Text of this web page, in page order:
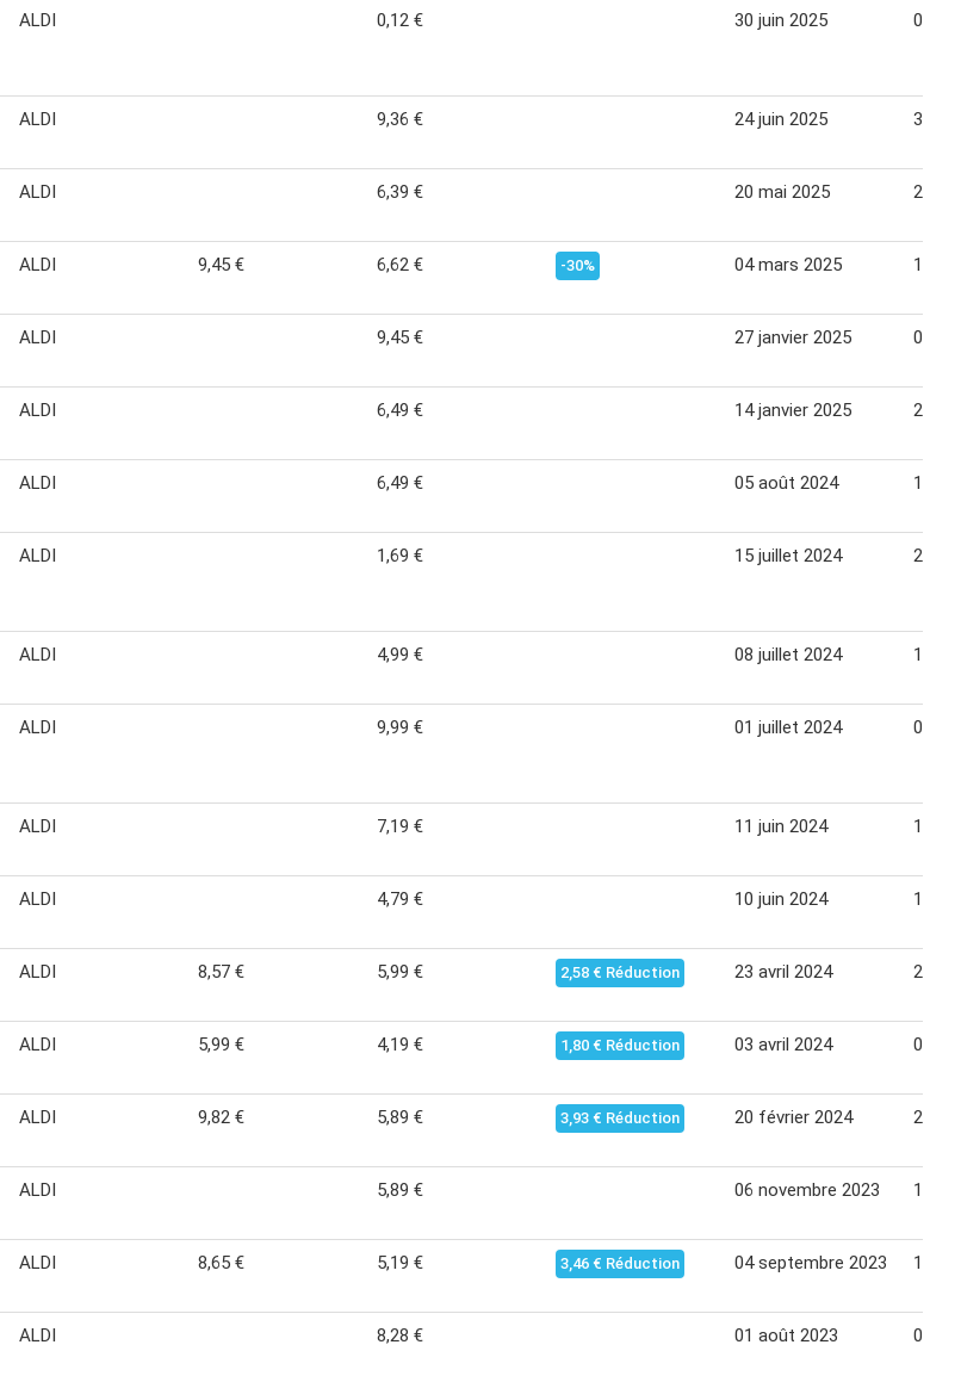
ALDI 0,12 € 30 juin 2025 07
ALDI 9,36 € 24 juin 2025 30
ALDI 6,39 € 20 mai 2025 26
ALDI 9,45 € 6,62 € -30% 04 mars 2025 10
ALDI 9,45 € 27 janvier 2025 03
ALDI 6,49 € 14 janvier 2025 20
ALDI 6,49 € 05 août 2024 12
ALDI 1,69 € 15 juillet 2024 22
ALDI 4,99 € 08 juillet 2024 15
ALDI 9,99 € 01 juillet 2024 08
ALDI 7,19 € 11 juin 2024 17
ALDI 4,79 € 10 juin 2024 17
ALDI 8,57 € 5,99 € 2,58 € Réduction 23 avril 2024 29
ALDI 5,99 € 4,19 € 1,80 € Réduction 03 avril 2024 08
ALDI 9,82 € 5,89 € 3,93 € Réduction 20 février 2024 26
ALDI 5,89 € 06 novembre 2023 13
ALDI 8,65 € 5,19 € 3,46 € Réduction 04 septembre 2023 11
ALDI 8,28 € 01 août 2023 07